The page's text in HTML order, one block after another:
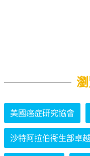
美國癌症研究協會
沙特阿拉伯衞生部卓